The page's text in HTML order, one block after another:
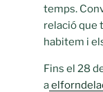
temps.
relació que
habitem i
Fins el 28
a